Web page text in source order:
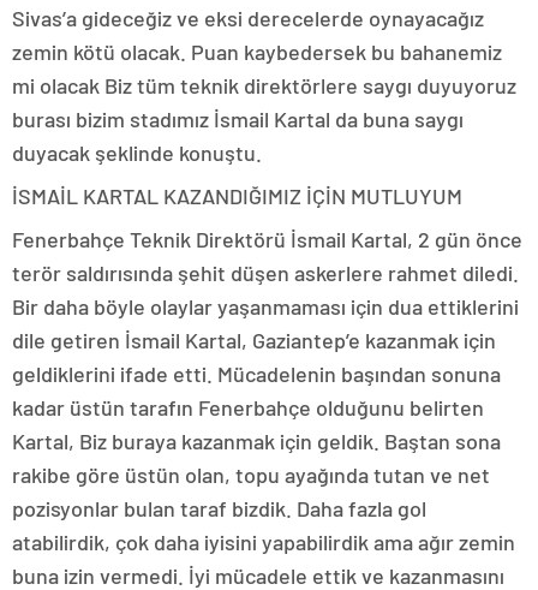
Sivas’a gideceğiz ve eksi derecelerde oynayacağız
zemin kötü olacak. Puan kaybedersek bu bahanemiz
mi olacak Biz tüm teknik direktörlere saygı duyuyoruz
burası bizim stadımız İsmail Kartal da buna saygı
duyacak şeklinde konuştu.
İSMAİL KARTAL KAZANDIĞIMIZ İÇİN MUTLUYUM
Fenerbahçe Teknik Direktörü İsmail Kartal, 2 gün önce
terör saldırısında şehit düşen askerlere rahmet diledi.
Bir daha böyle olaylar yaşanmaması için dua ettiklerini
dile getiren İsmail Kartal, Gaziantep’e kazanmak için
geldiklerini ifade etti. Mücadelenin başından sonuna
kadar üstün tarafın Fenerbahçe olduğunu belirten
Kartal, Biz buraya kazanmak için geldik. Baştan sona
rakibe göre üstün olan, topu ayağında tutan ve net
pozisyonlar bulan taraf bizdik. Daha fazla gol
atabilirdik, çok daha iyisini yapabilirdik ama ağır zemin
buna izin vermedi. İyi mücadele ettik ve kazanmasını